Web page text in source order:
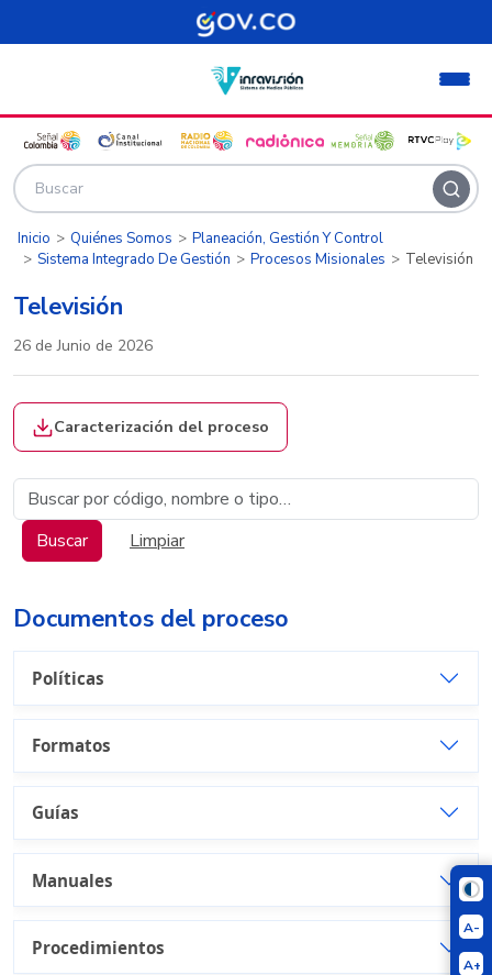
Pasar al contenido principal
A-
A+
Inicio Quiénes Somos
Planeación, Gestión Y Control
Sistema Integrado De Gestión
Procesos Misionales Televisión
Televisión
26 de Junio de 2026
Caracterización del proceso
Buscar documentos
Buscar Limpiar
Documentos del proceso
Políticas
Formatos
Guías
Manuales
Procedimientos